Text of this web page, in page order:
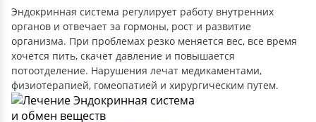
Эндокринная система регулирует работу внутренних
органов и отвечает за гормоны, рост и развитие
организма. При проблемах резко меняется вес, все время
хочется пить, скачет давление и повышается
потоотделение. Нарушения лечат медикаментами,
физиотерапией, гомеопатией и хирургическим путем.